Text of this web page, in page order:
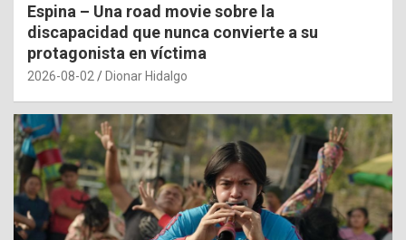
Espina – Una road movie sobre la
discapacidad que nunca convierte a su
protagonista en víctima
2026-08-02 Dionar Hidalgo